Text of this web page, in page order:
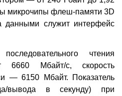
микрочипы флеш-памяти 3D
служит интерфейс
чтения
6660 Мбайт/с, скорость
— 6150 Мбайт. Показатель
вывода в секунду) при